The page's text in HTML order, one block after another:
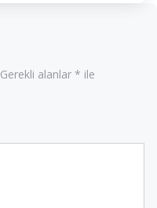
Gerekli alanlar * ile